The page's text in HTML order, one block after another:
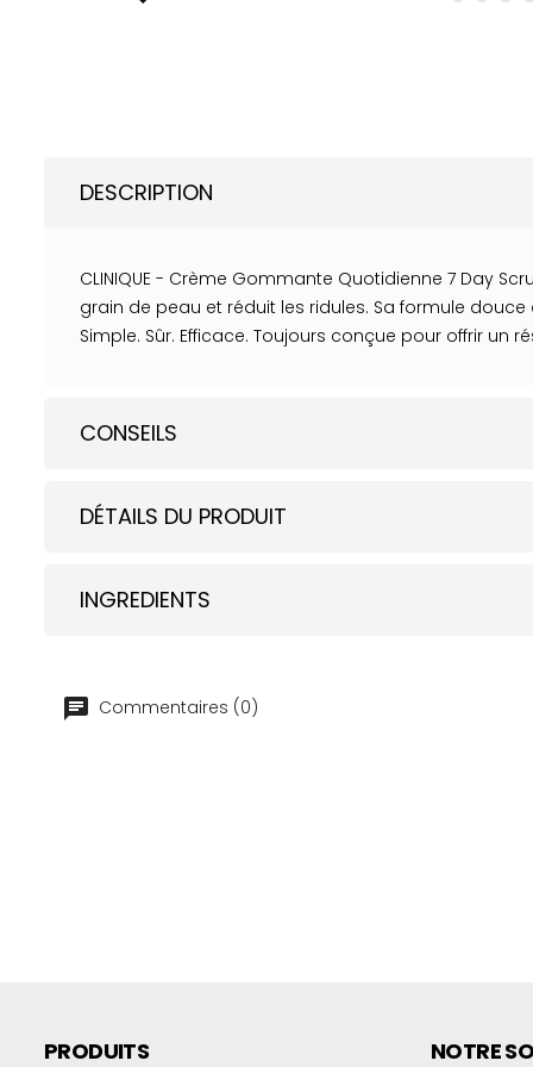
DESCRIPTION
CLINIQUE - Crème Gommante Quotidienne 7 Day
grain de peau et réduit les ridules. Sa formule
Simple. Sûr. Efficace. Toujours conçue pour offrir un
CONSEILS
DÉTAILS DU PRODUIT
INGREDIENTS
Commentaires (0)
PRODUITS NOTRE